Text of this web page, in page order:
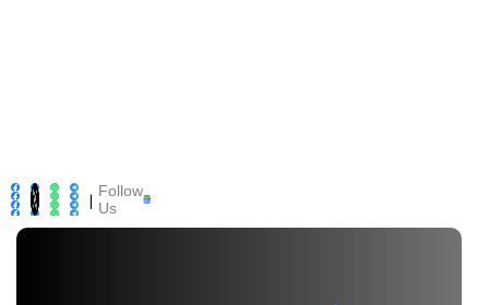
| Follow
Us